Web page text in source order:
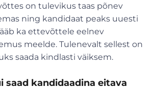
on tulevikus taas põnev
ning kandidaat peaks uuesti
ka ettevõttele eelnev
meelde. Tulenevalt sellest on
saada kindlasti väiksem.
saad kandidaadina eitava